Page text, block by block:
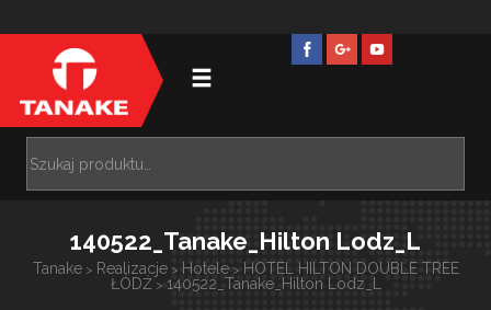
140522_Tanake_Hilton Lodz_L
Tanake> Realizacje> Hotele> HOTEL HILTON DOUBLE TREE
ŁÓDŹ> 140522_Tanake_Hilton Lodz_L